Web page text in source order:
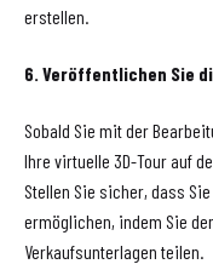
erstellen.
6. Veröffentlichen Sie
Sobald Sie mit der
Ihre virtuelle 3D-Tour auf
Stellen Sie sicher, dass
ermöglichen, indem Sie
Verkaufsunterlagen teilen.